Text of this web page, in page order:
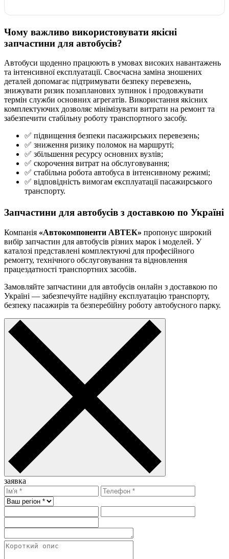
Чому важливо використовувати якісні
запчастини для автобусів?
Автобуси щоденно працюють в умовах високих навантажень
та інтенсивної експлуатації. Своєчасна заміна зношених
деталей допомагає підтримувати безпеку перевезень,
знижувати ризик позапланових зупинок і продовжувати
термін служби основних агрегатів. Використання якісних
комплектуючих дозволяє мінімізувати витрати на ремонт та
забезпечити стабільну роботу транспортного засобу.
✅ підвищення безпеки пасажирських перевезень;
✅ зниження ризику поломок на маршруті;
✅ збільшення ресурсу основних вузлів;
✅ скорочення витрат на обслуговування;
✅ стабільна робота автобуса в інтенсивному режимі;
✅ відповідність вимогам експлуатації пасажирського
транспорту.
Запчастини для автобусів з доставкою по Україні
Компанія «Автокомпоненти АВТЕК» пропонує широкий
вибір запчастин для автобусів різних марок і моделей. У
каталозі представлені комплектуючі для професійного
ремонту, технічного обслуговування та відновлення
працездатності транспортних засобів.
Замовляйте запчастини для автобусів онлайн з доставкою по
Україні — забезпечуйте надійну експлуатацію транспорту,
безпеку пасажирів та безперебійну роботу автобусного парку.
заявка